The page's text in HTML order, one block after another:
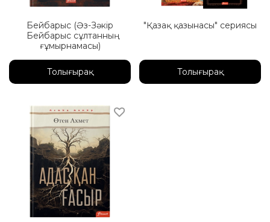
Бейбарыс (Әз-Зәкір
Бейбарыс сұлтанның
ғұмырнамасы)
Толығырақ
"Қазақ қазынасы" сериясы
Толығырақ